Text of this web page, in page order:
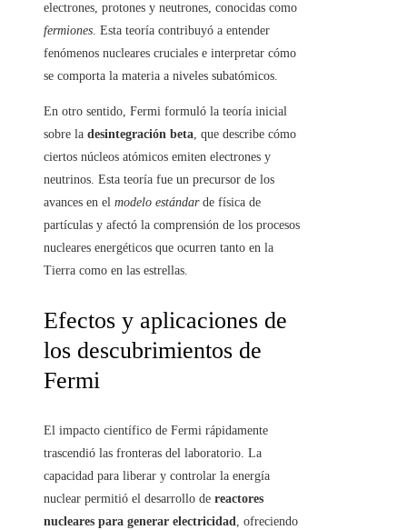
electrones, protones y neutrones, conocidas como
fermiones. Esta teoría contribuyó a entender
fenómenos nucleares cruciales e interpretar cómo
se comporta la materia a niveles subatómicos.
En otro sentido, Fermi formuló la teoría inicial
sobre la desintegración beta, que describe cómo
ciertos núcleos atómicos emiten electrones y
neutrinos. Esta teoría fue un precursor de los
avances en el modelo estándarde física de
partículas y afectó la comprensión de los procesos
nucleares energéticos que ocurren tanto en la
Tierra como en las estrellas.
Efectos y aplicaciones de
los descubrimientos de
Fermi
El impacto científico de Fermi rápidamente
trascendió las fronteras del laboratorio. La
capacidad para liberar y controlar la energía
nuclear permitió el desarrollo de reactores
nucleares para generar electricidad, ofreciendo